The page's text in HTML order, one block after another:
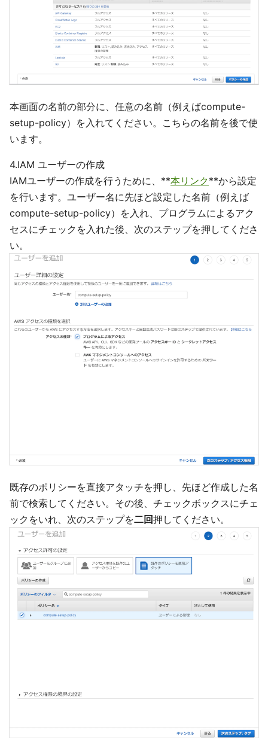
本画面の名前の部分に、任意の名前（例えばcompute-
setup-policy）を入れてください。こちらの名前を後で使
います。
4.IAM ユーザーの作成
IAMユーザーの作成を行うために、**本リンク**から設定
を行います。ユーザー名に先ほど設定した名前（例えば
compute-setup-policy）を入れ、プログラムによるアク
セスにチェックを入れた後、次のステップを押してくださ
い。
既存のポリシーを直接アタッチを押し、先ほど作成した名
前で検索してください。その後、チェックボックスにチェ
ックをいれ、次のステップを二回押してください。